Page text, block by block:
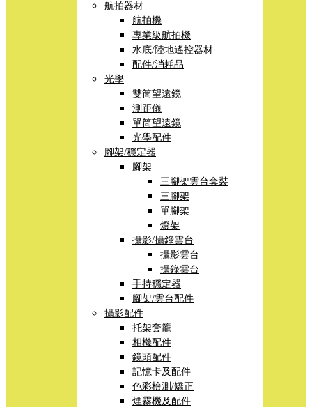
航拍器材
航拍機
專業級航拍機
水底/陸地遙控器材
配件/消耗品
光學
雙筒望遠鏡
測距儀
單筒望遠鏡
光學配件
腳架/穩定器
腳架
三腳架雲台套裝
三腳架
單腳架
燈架
攝影/攝錄雲台
攝影雲台
攝錄雲台
手持穩定器
腳架/雲台配件
攝影配件
托架套籠
相機配件
鏡頭配件
記憶卡及配件
色彩檢測/矯正
煙霧機及配件